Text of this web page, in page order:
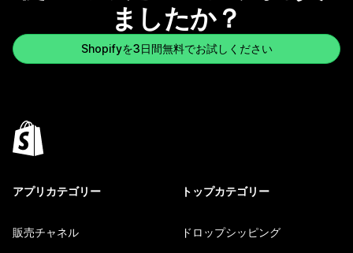
ましたか？
Shopifyを3日間無料でお試しください
アプリカテゴリー
販売チャネル
トップカテゴリー
ドロップシッピング